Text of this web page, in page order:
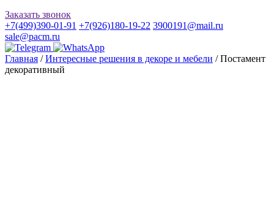
Заказать звонок
+7(499)390-01-91 +7(926)180-19-22 3900191@mail.ru
sale@pacm.ru
Главная /Интересные решения в декоре и мебели / Постамент
декоративный